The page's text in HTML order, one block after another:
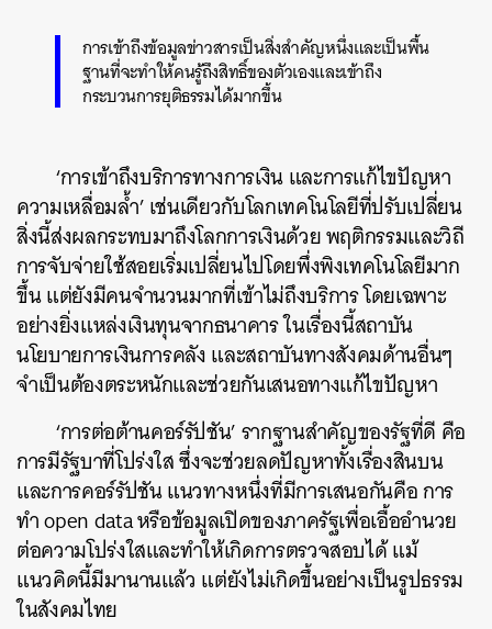
การเข้าถึงข้อมูลข่าวสารเป็นสิ่งสำคัญหนึ่งและเป็นพื้น
ฐานที่จะทำให้คนรู้ถึงสิทธิ์ของตัวเองและเข้าถึง
กระบวนการยุติธรรมได้มากขึ้น
‘การเข้าถึงบริการทางการเงิน และการแก้ไขปัญหา
ความเหลื่อมล้ำ’ เช่นเดียวกับโลกเทคโนโลยีที่ปรับเปลี่ยน
สิ่งนี้ส่งผลกระทบมาถึงโลกการเงินด้วย พฤติกรรมและวิถี
การจับจ่ายใช้สอยเริ่มเปลี่ยนไปโดยพึ่งพิงเทคโนโลยีมาก
ขึ้น แต่ยังมีคนจำนวนมากที่เข้าไม่ถึงบริการ โดยเฉพาะ
อย่างยิ่งแหล่งเงินทุนจากธนาคาร ในเรื่องนี้สถาบัน
นโยบายการเงินการคลัง และสถาบันทางสังคมด้านอื่นๆ
จำเป็นต้องตระหนักและช่วยกันเสนอทางแก้ไขปัญหา
‘การต่อต้านคอร์รัปชัน’ รากฐานสำคัญของรัฐที่ดี คือ
การมีรัฐบาที่โปร่งใส ซึ่งจะช่วยลดปัญหาทั้งเรื่องสินบน
และการคอร์รัปชัน แนวทางหนึ่งที่มีการเสนอกันคือ การ
ทำ open data หรือข้อมูลเปิดของภาครัฐเพื่อเอื้ออำนวย
ต่อความโปร่งใสและทำให้เกิดการตรวจสอบได้ แม้
แนวคิดนี้มีมานานแล้ว แต่ยังไม่เกิดขึ้นอย่างเป็นรูปธรรม
ในสังคมไทย